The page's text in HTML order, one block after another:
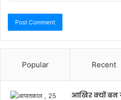
Popular Recent
आखिर क्यों बन